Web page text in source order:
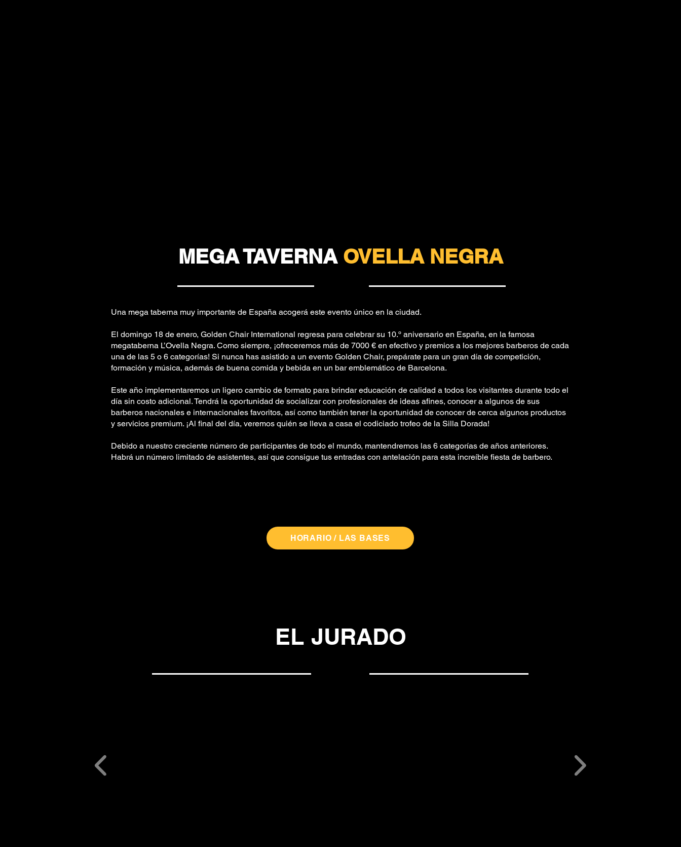
MEGA TAVERNA OVELLA NEGRA
Una mega taberna muy importante de España acogerá este evento único en la ciudad.
El domingo 18 de enero, Golden Chair International regresa para celebrar su 10.º aniversario en España, en la famosa
megataberna L’Ovella Negra. Como siempre, ¡ofreceremos más de 7000 € en efectivo y premios a los mejores barberos de cada
una de las 5 o 6 categorías! Si nunca has asistido a un evento Golden Chair, prepárate para un gran día de competición,
formación y música, además de buena comida y bebida en un bar emblemático de Barcelona.
Este año implementaremos un ligero cambio de formato para brindar educación de calidad a todos los visitantes durante todo el
día sin costo adicional. Tendrá la oportunidad de socializar con profesionales de ideas afines, conocer a algunos de sus
barberos nacionales e internacionales favoritos, así como también tener la oportunidad de conocer de cerca algunos productos
y servicios premium. ¡Al final del día, veremos quién se lleva a casa el codiciado trofeo de la Silla Dorada!
Debido a nuestro creciente número de participantes de todo el mundo, mantendremos las 6 categorías de años anteriores.
Habrá un número limitado de asistentes, así que consigue tus entradas con antelación para esta increíble fiesta de barbero.
HORARIO / LAS BASES
EL JURADO